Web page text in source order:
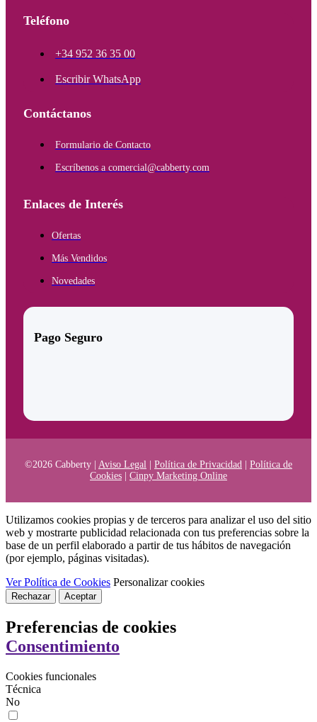
Teléfono
+34 952 36 35 00
Escribir WhatsApp
Contáctanos
Formulario de Contacto
Escríbenos a comercial@cabberty.com
Enlaces de Interés
Ofertas
Más Vendidos
Novedades
Pago Seguro
©2026 Cabberty | Aviso Legal Política de Privacidad
Política de
Cookies
Cinpy Marketing Online
Utilizamos cookies propias y de terceros para analizar el uso del sitio
web y mostrarte publicidad relacionada con tus preferencias sobre la
base de un perfil elaborado a partir de tus hábitos de navegación
(por ejemplo, páginas visitadas).
Ver Política de Cookies Personalizar cookies
Rechazar Aceptar
Preferencias de cookies
Consentimiento
Cookies funcionales
Técnica
No